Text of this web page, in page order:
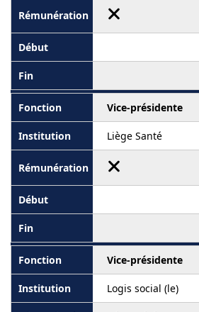
Vice-présidente
Liège Santé
Vice-présidente
Logis social (le)